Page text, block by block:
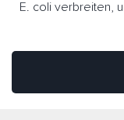
E. coli verbreiten,